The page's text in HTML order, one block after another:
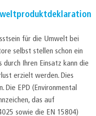
für die Umwelt bei
selbst stellen schon ein
Ihren Einsatz kann die
erzielt werden. Dies
Die EPD (Environmental
das auf
sowie die EN 15804)